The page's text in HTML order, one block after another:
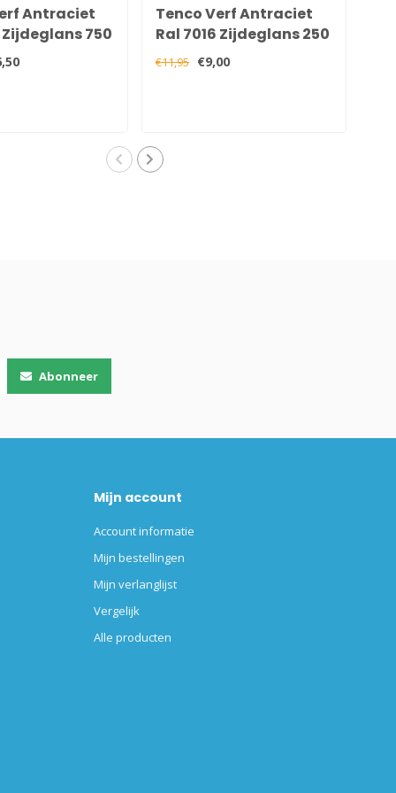
Antraciet
Zijdeglans 750
Tenco Verf Antraciet
Ral 7016 Zijdeglans 250
ml
€11,95 €9,00
Abonneer
Mijn account
Account informatie
Mijn bestellingen
Mijn verlanglijst
Vergelijk
Alle producten